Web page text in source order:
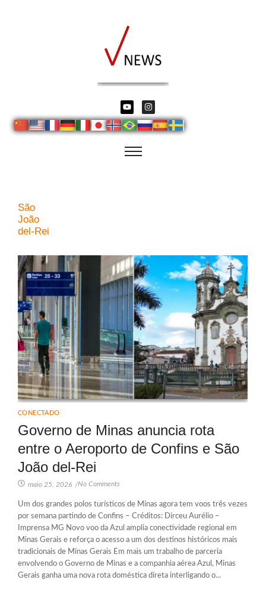
São
João
del-Rei
CONECTADO
Governo de Minas anuncia rota
entre o Aeroporto de Confins e São
João del-Rei
maio 25, 2026 /No Comments
Um dos grandes polos turísticos de Minas agora tem voos três vezes
por semana partindo de Confins – Créditos: Dirceu Aurélio –
Imprensa MG Novo voo da Azul amplia conectividade regional em
Minas Gerais e reforça o acesso a um dos destinos históricos mais
tradicionais de Minas Gerais Em mais um trabalho de parceria
envolvendo o Governo de Minas e a companhia aérea Azul, Minas
Gerais ganha uma nova rota doméstica direta interligando o...